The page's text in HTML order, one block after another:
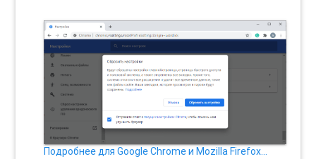
Подробнее для Google Chrome и Mozilla Firefox…